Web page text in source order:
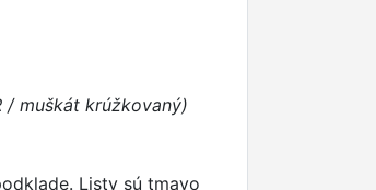
/ muškát krúžkovaný)
Listy sú tmavo